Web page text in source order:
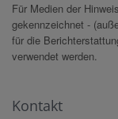
Für Medien der
gekennzeichnet -
für die
verwendet werden.
Kontakt